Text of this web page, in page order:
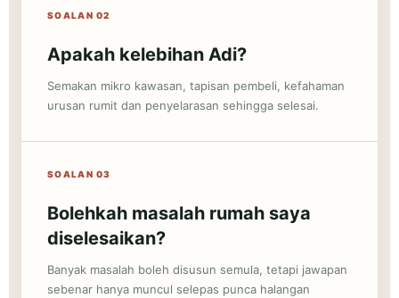
SOALAN 02
Apakah kelebihan Adi?
Semakan mikro kawasan, tapisan pembeli, kefahaman
urusan rumit dan penyelarasan sehingga selesai.
SOALAN 03
Bolehkah masalah rumah saya
diselesaikan?
Banyak masalah boleh disusun semula, tetapi jawapan
sebenar hanya muncul selepas punca halangan